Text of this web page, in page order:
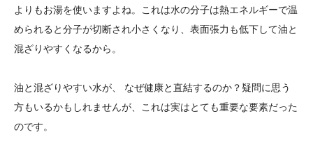
よりもお湯を使いますよね。これは水の分子は熱エネルギーで温
められると分子が切断され小さくなり、表面張力も低下して油と
混ざりやすくなるから。
油と混ざりやすい水が、 なぜ健康と直結するのか？疑問に思う
方もいるかもしれませんが、これは実はとても重要な要素だった
のです。